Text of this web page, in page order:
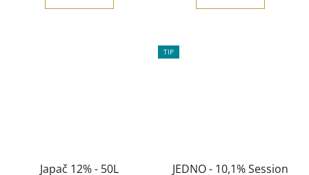
Japač 12% - 50L
TIP
JEDNO - 10,1% Session